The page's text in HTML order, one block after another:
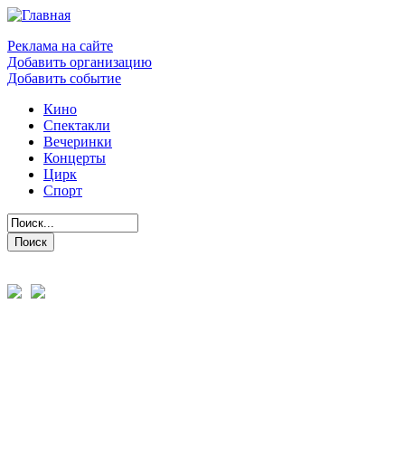
Реклама на сайте
Добавить организацию
Добавить событие
Кино
Спектакли
Вечеринки
Концерты
Цирк
Спорт